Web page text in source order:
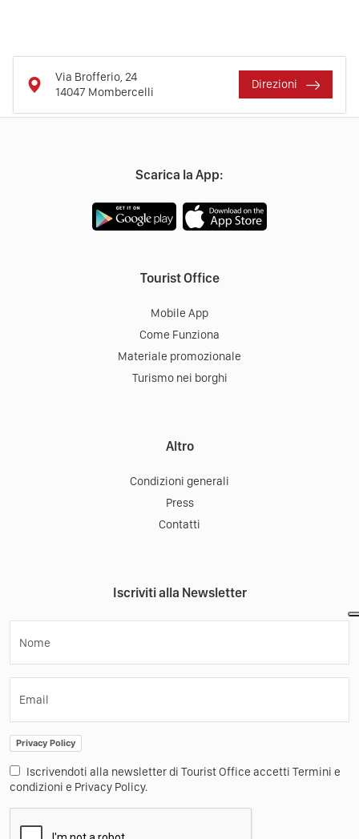
Via Brofferio, 24
14047 Mombercelli
Direzioni
Scarica la App:
Tourist Office
Mobile App
Come Funziona
Materiale promozionale
Turismo nei borghi
Altro
Condizioni generali
Press
Contatti
Iscriviti alla Newsletter
Nome
Email
Privacy Policy
Iscrivendoti alla newsletter di Tourist Office accetti Termini e
condizioni e Privacy Policy.